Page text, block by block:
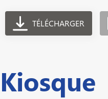
TÉLÉCHARGER
Kiosque